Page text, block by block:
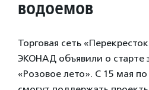
водоемов
Торговая сеть
ЭКОНАД объявили о старте
«Розовое лето». С 15 мая